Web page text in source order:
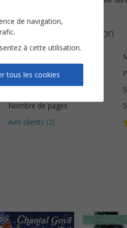
Détails de la partition
Instrumentation
Tonalité
Nombre de pages
5
Avis clients (2)
de navigation,
à cette utilisation.
tous les cookies